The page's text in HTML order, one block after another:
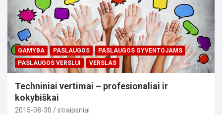
GAMYBA PASLAUGOS
PASLAUGOS GYVENTOJAMS
PASLAUGOS VERSLUI
VERSLAS
Techniniai vertimai – profesionaliai ir
kokybiškai
2015-08-30 straipsniai